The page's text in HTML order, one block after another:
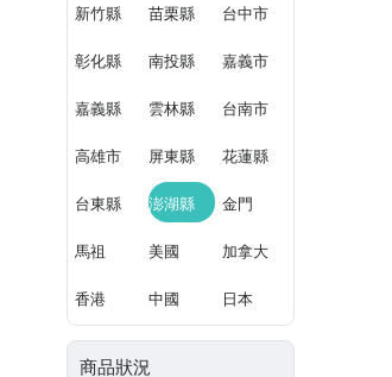
新竹縣 苗栗縣 台中市
彰化縣 南投縣 嘉義市
嘉義縣 雲林縣 台南市
高雄市 屏東縣 花蓮縣
台東縣 澎湖縣 金門
馬祖 美國 加拿大
香港 中國 日本
商品狀況